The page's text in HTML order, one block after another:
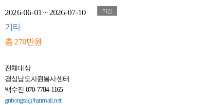
2026-06-01 ~ 2026-07-10 마감
기타
총 270만원
전체대상
경상남도자원봉사센터
백수진 070-7784-1165
gnbongsa@hanmail.net